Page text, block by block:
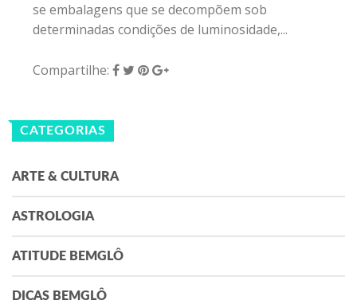
se embalagens que se decompõem sob
determinadas condições de luminosidade,...
Compartilhe:
CATEGORIAS
ARTE & CULTURA
ASTROLOGIA
ATITUDE BEMGLÔ
DICAS BEMGLÔ